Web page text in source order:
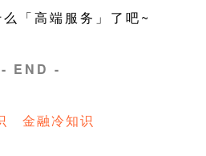
「高端服务」了吧~
- END -
金融冷知识